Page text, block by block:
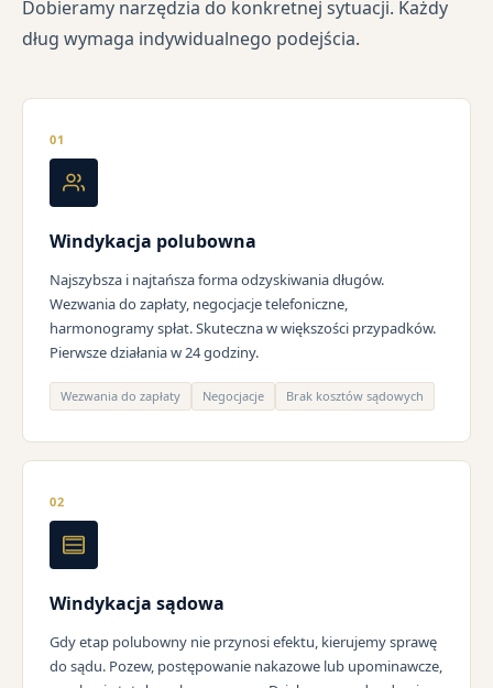
Dobieramy narzędzia do konkretnej sytuacji. Każdy
dług wymaga indywidualnego podejścia.
01
Windykacja polubowna
Najszybsza i najtańsza forma odzyskiwania długów.
Wezwania do zapłaty, negocjacje telefoniczne,
harmonogramy spłat. Skuteczna w większości przypadków.
Pierwsze działania w 24 godziny.
Wezwania do zapłaty Negocjacje Brak kosztów sądowych
02
Windykacja sądowa
Gdy etap polubowny nie przynosi efektu, kierujemy sprawę
do sądu. Pozew, postępowanie nakazowe lub upominawcze,